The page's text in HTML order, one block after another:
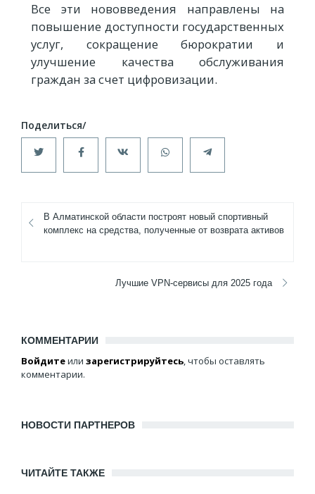
Все эти нововведения направлены на
повышение доступности государственных
услуг, сокращение бюрократии и
улучшение качества обслуживания
граждан за счет цифровизации.
В Алматинской области построят новый спортивный
комплекс на средства, полученные от возврата активов
Лучшие VPN-сервисы для 2025 года
КОММЕНТАРИИ
Войдитеили зарегистрируйтесь, чтобы оставлять
комментарии.
НОВОСТИ ПАРТНЕРОВ
ЧИТАЙТЕ ТАКЖЕ